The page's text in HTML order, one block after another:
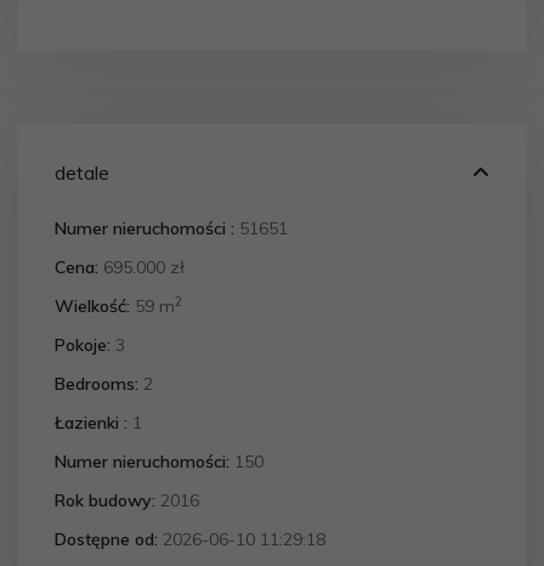
detale
Numer nieruchomości : 51651
Cena: 695.000 zł
Wielkość: 59 m2
Pokoje: 3
Bedrooms: 2
Łazienki : 1
Numer nieruchomości: 150
Rok budowy: 2016
Dostępne od: 2026-06-10 11:29:18